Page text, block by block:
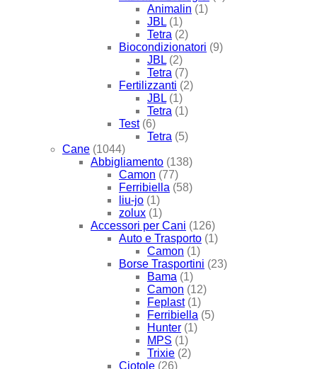
Animalin (1)
JBL (1)
Tetra (2)
Biocondizionatori (9)
JBL (2)
Tetra (7)
Fertilizzanti (2)
JBL (1)
Tetra (1)
Test (6)
Tetra (5)
Cane (1044)
Abbigliamento (138)
Camon (77)
Ferribiella (58)
liu-jo (1)
zolux (1)
Accessori per Cani (126)
Auto e Trasporto (1)
Camon (1)
Borse Trasportini (23)
Bama (1)
Camon (12)
Feplast (1)
Ferribiella (5)
Hunter (1)
MPS (1)
Trixie (2)
Ciotole (26)